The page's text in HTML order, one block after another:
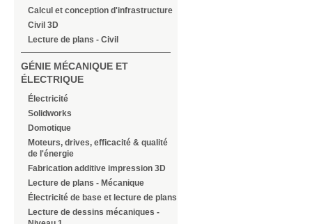
Calcul et conception d'infrastructure
Civil 3D
Lecture de plans - Civil
GÉNIE MÉCANIQUE ET
ÉLECTRIQUE
Électricité
Solidworks
Domotique
Moteurs, drives, efficacité & qualité
de l'énergie
Fabrication additive impression 3D
Lecture de plans - Mécanique
Électricité de base et lecture de plans
Lecture de dessins mécaniques -